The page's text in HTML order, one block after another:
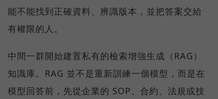
能不能找到正確資料、辨識版本，並把答案交給
有權限的人。
中間一群開始建置私有的檢索增強生成（RAG）
知識庫。RAG 並不是重新訓練一個模型，而是在
模型回答前，先從企業的 SOP、合約、法規或技